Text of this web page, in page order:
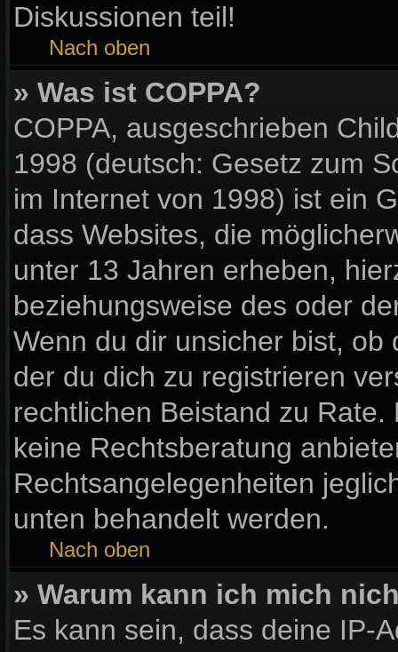
Diskussionen teil!
Nach oben
» Was ist COPPA?
COPPA, ausgeschrieben
1998 (deutsch: Gesetz zum
im Internet von 1998) ist ein
dass Websites, die
unter 13 Jahren erheben,
beziehungsweise des oder
Wenn du dir unsicher bist,
der du dich zu registrieren
rechtlichen Beistand zu
keine Rechtsberatung
Rechtsangelegenheiten
unten behandelt werden.
Nach oben
» Warum kann ich mich
Es kann sein, dass deine IP-